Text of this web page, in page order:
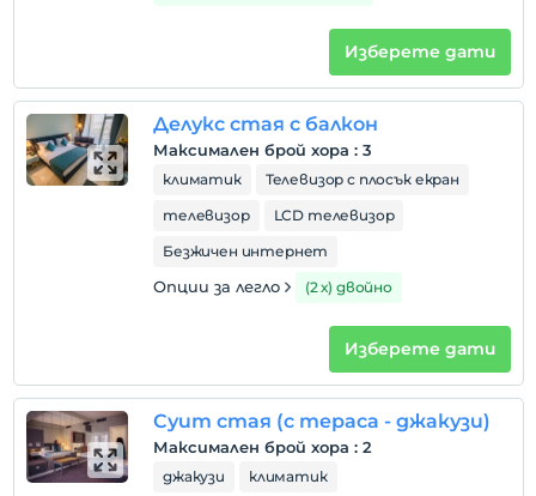
Покажи на
картата
Правила на хотела
настаняване
домашен любимец
стаи за непушачи
деца
Бебета под 2 не се таксуват
1 дете(деца) до 5-годишна възраст на стая не се
Изберете дати
Делукс стая с балкон
Максимален брой хора : 3
климатик
Телевизор с плосък екран
телевизор
LCD телевизор
Безжичен интернет
Опции за легло (2 х) двойно
Изберете дати
Суит стая (с тераса - джакузи)
Максимален брой хора : 2
джакузи
климатик